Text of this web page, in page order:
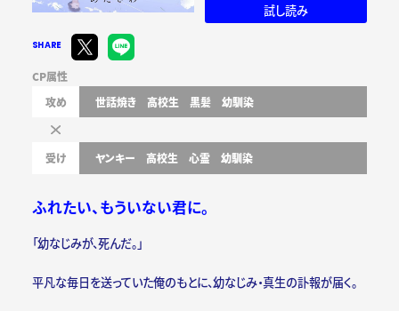
試し読み
SHARE
CP属性
攻め
世話焼き 高校生 黒髪 幼馴染
受け ヤンキー 高校生 心霊 幼馴染
ふれたい、もういない君に。
「幼なじみが、死んだ。」
平凡な毎日を送っていた俺のもとに、幼なじみ・真生の訃報が届く。